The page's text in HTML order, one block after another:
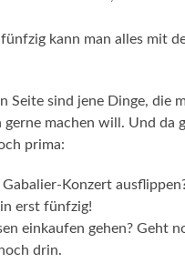
kann man alles mit
Seite sind jene Dinge, die
gerne machen will. Und da
prima:
Konzert
erst fünfzig!
einkaufen gehen? Geht
drin.